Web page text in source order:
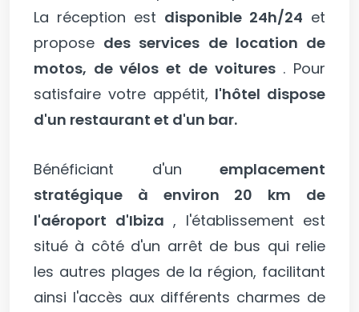
La réception est disponible 24h/24 et
propose des services de location de
motos, de vélos et de voitures. Pour
satisfaire votre appétit, l'hôtel dispose
d'un restaurant et d'un bar.
Bénéficiant d'un emplacement
stratégique à environ 20 km de
l'aéroport d'Ibiza , l'établissement est
situé à côté d'un arrêt de bus qui relie
les autres plages de la région, facilitant
ainsi l'accès aux différents charmes de